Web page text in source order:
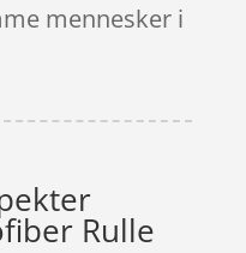
mennesker i
Rulle